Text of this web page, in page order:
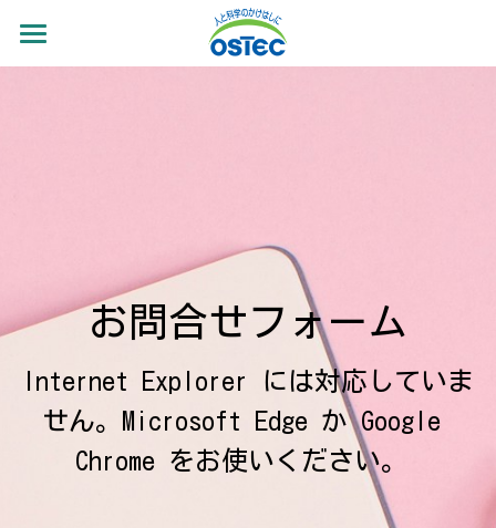
お問合せ
会員ページ
講師ページ
入会案内ページ
お問合せフォーム
Internet Explorer には対応していま
せん。Microsoft Edge か Google
Chrome をお使いください。